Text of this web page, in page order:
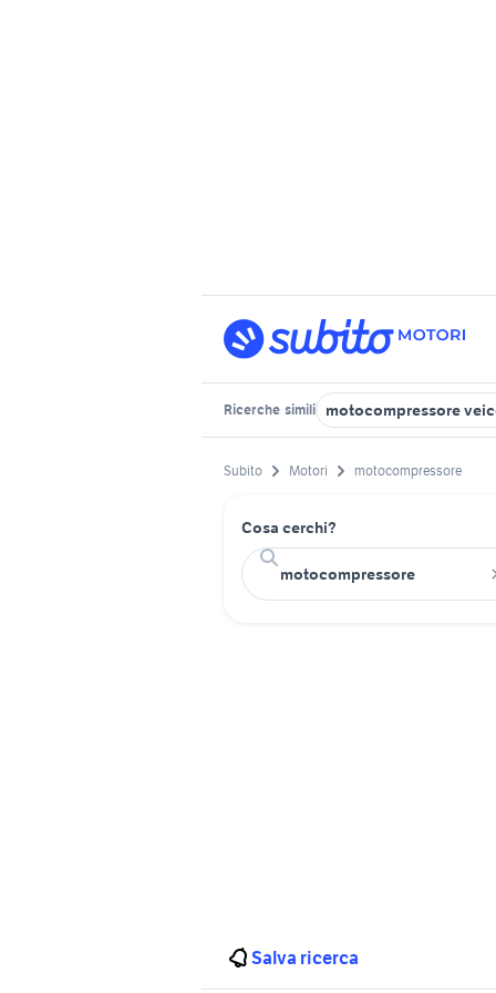
Ricerche simili motocompressore
Subito Motori motocompressore
Cosa cerchi?
Salva ricerca